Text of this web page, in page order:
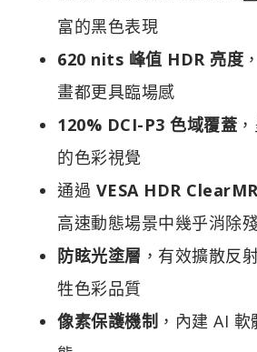
富的黑色表現
620 nits 峰值 HDR 亮度
畫都更具臨場感
120% DCI-P3 色域覆蓋
的色彩視覺
通過 VESA HDR
高速動態場景中幾乎消除
防眩光塗層 ，有效擴散反
牲色彩品質
像素保護機制 ，內建 AI